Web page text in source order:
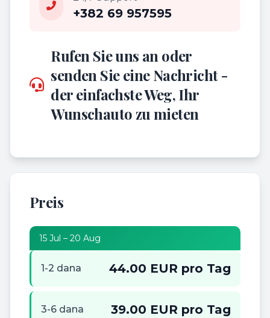
+382 69 957595
Rufen Sie uns an oder
senden Sie eine Nachricht -
der einfachste Weg, Ihr
Wunschauto zu mieten
Preis
15 Jul – 20 Aug
1-2 dana 44.00 EUR pro Tag
3-6 dana 39.00 EUR pro Tag